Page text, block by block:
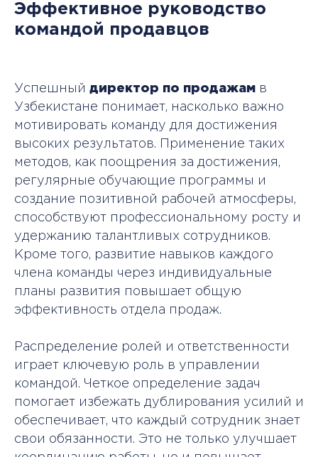
Эффективное руководство
командой продавцов
Успешный директор по продажам в
Узбекистане понимает, насколько важно
мотивировать команду для достижения
высоких результатов. Применение таких
методов, как поощрения за достижения,
регулярные обучающие программы и
создание позитивной рабочей атмосферы,
способствуют профессиональному росту и
удержанию талантливых сотрудников.
Кроме того, развитие навыков каждого
члена команды через индивидуальные
планы развития повышает общую
эффективность отдела продаж.
Распределение ролей и ответственности
играет ключевую роль в управлении
командой. Четкое определение задач
помогает избежать дублирования усилий и
обеспечивает, что каждый сотрудник знает
свои обязанности. Это не только улучшает
Международный диплом.
Скидка 50%
Курсы директора
по продажам
Онлайн-обучение от 3 месяцев
Практика и разбор бизнес-кейсов
Подробнее →
-50%